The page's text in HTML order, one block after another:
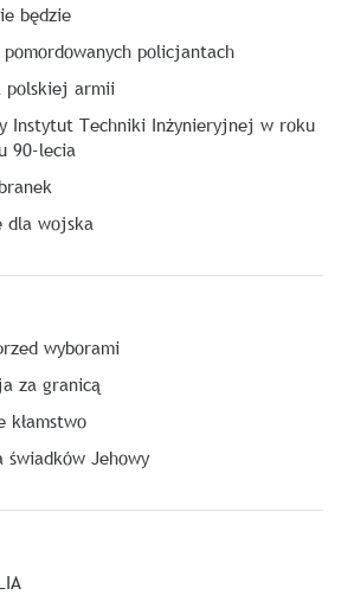
będzie
pomordowanych policjantach
polskiej armii
Instytut Techniki Inżynieryjnej w roku
90-lecia
dla wojska
wyborami
za granicą
kłamstwo
świadków Jehowy